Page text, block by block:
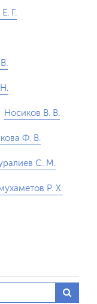
Г.
Носиков В. В.
Ф. В.
С. М.
Р. Х.